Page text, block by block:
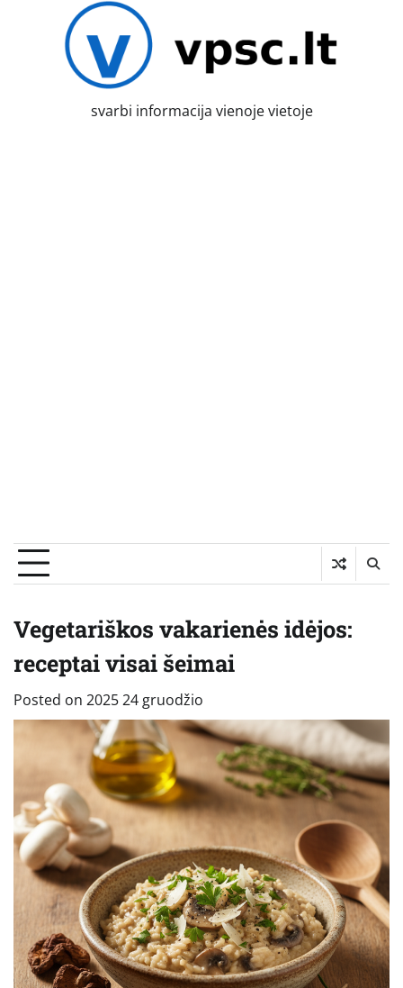
svarbi informacija vienoje vietoje
Vegetariškos vakarienės idėjos:
receptai visai šeimai
Posted on 2025 24 gruodžio